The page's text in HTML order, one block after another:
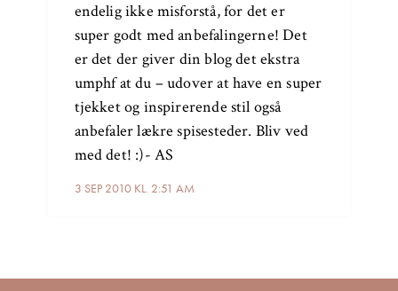
3 SEP 2010 KL. 2:51 AM
endelig ikke misforstå, for det er
super godt med anbefalingerne! Det
er det der giver din blog det ekstra
umphf at du – udover at have en super
tjekket og inspirerende stil også
anbefaler lækre spisesteder. Bliv ved
med det! :)- AS